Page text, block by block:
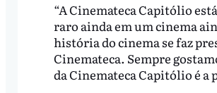
“A Cinemateca Capitólio
raro ainda em um cinema
história do cinema se faz
Cinemateca. Sempre
da Cinemateca Capitólio é a